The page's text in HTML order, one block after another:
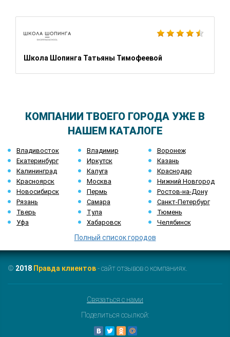
Школа Шопинга Татьяны Тимофеевой
КОМПАНИИ ТВОЕГО ГОРОДА УЖЕ В
НАШЕМ КАТАЛОГЕ
Владивосток Владимир
Воронеж
Екатеринбург
Иркутск
Казань
Калининград
Калуга
Краснодар
Красноярск
Москва
Нижний Новгород
Новосибирск
Пермь
Ростов-на-Дону
Рязань
Самара
Санкт-Петербург
Тверь
Тула
Тюмень
Уфа
Хабаровск Челябинск
Полный список городов
© 2018 Правда клиентов- сайт отзывов о компаниях.
Связаться с нами
Поделиться ссылкой: